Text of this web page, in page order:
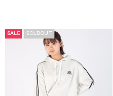
SALE SOLDOUT